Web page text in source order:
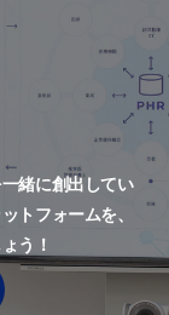
緒に創出してい
トフォームを、
う！